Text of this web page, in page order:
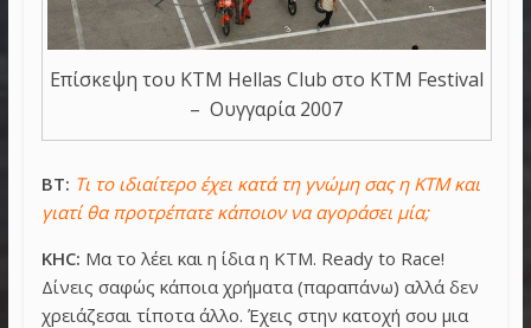
Επίσκεψη του KTM Hellas Club στο KTM Festival
– Ουγγαρία 2007
BT: Τι το ιδιαίτερο έχει κατά τη γνώμη σας η KTM και
γιατί θα προτρέπατε κάποιον να αγοράσει μία;
KHC: Μα το λέει και η ίδια η ΚΤΜ. Ready to Race!
Δίνεις σαφώς κάποια χρήματα (παραπάνω) αλλά δεν
χρειάζεσαι τίποτα άλλο. Έχεις στην κατοχή σου μια